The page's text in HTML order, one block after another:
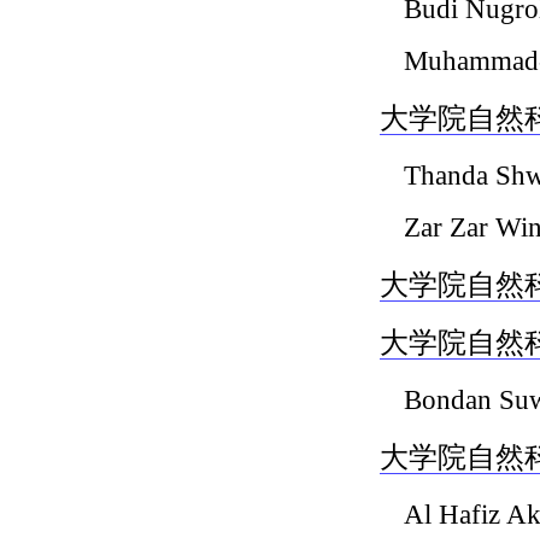
Budi
大学院自然
Thanda
Zar Zar
大学院自然
大学院自然
Bondan
大学院自然
Al Hafiz